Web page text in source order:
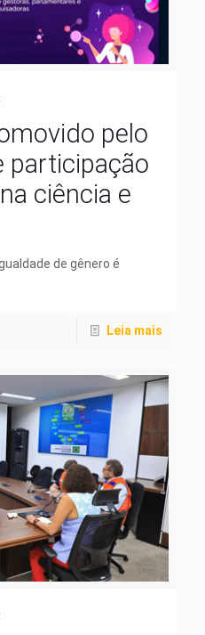
pelo
participação
ciência e
de gênero é
Leia mais